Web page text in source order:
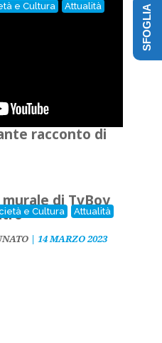
e Cultura Attualità
racconto di
e Cultura Attualità
di TvBoy
| 14 MARZO 2023
SFOGLIA